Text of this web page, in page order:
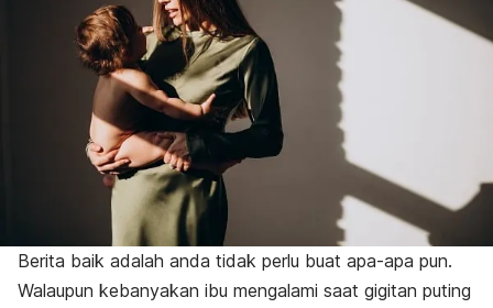
Berita baik adalah anda tidak perlu buat apa-apa pun.
Walaupun kebanyakan ibu mengalami saat gigitan puting